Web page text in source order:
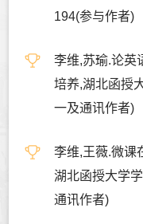
194(参与作者)
李维,苏瑜.论英
培养,湖北函授
一及通讯作者)
李维,王薇.微课
湖北函授大学
通讯作者)